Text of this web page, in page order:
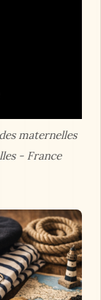
maternelles
- France